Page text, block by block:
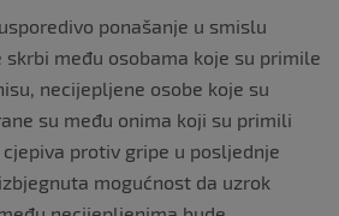
ponašanje u smislu
među osobama koje su primile
necijepljene osobe koje su
su među onima koji su primili
protiv gripe u posljednje
mogućnost da uzrok